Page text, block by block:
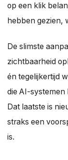
op een klik
hebben gezien,
De slimste
zichtbaarheid
én tegelijkertijd
die AI-systemen
Dat laatste is
straks een
is.